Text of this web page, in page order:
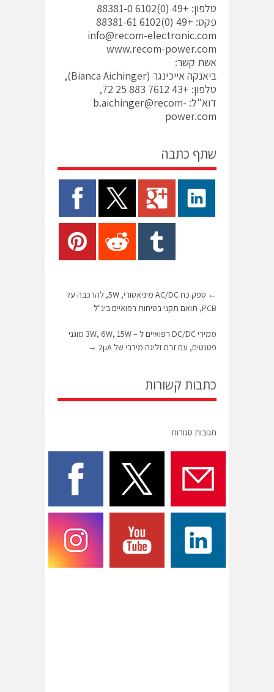
טלפון: +49 (0)6102 88381-0
פקס: +49 (0)6102 88381-61
info@recom-electronic.com
www.recom-power.com
אשת קשר:
ביאנקה אייכינגר (Bianca Aichinger),
טלפון: +43 7612 883 25 72,
דוא"ל: b.aichinger@recom-
power.com
שתף כתבה
←
ספק כח AC/DC מיניאטורי, 5W, להרכבה על
PCB, תואם תקני בטיחות רפואיים בינ"ל
ממירי DC/DC רפואיים ל – 3W, 6W, 15W מוגני
פטנטים, עם זרם זליגה מירבי של 2µA
→
כתבות קשורות
תגובות סגורות